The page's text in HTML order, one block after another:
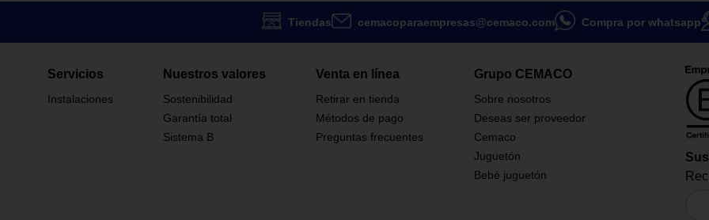
1164873
Tiendas cemacoparaempresas@cemaco.com Compra por whatsapp
Servicios
Instalaciones
Nuestros valores
Sostenibilidad
Garantía total
Sistema B
Venta en línea
Retirar en tienda
Métodos de pago
Preguntas frecuentes
Grupo CEMACO
Sobre nosotros
Deseas ser proveedor
Cemaco
Juguetón
Bebé juguetón